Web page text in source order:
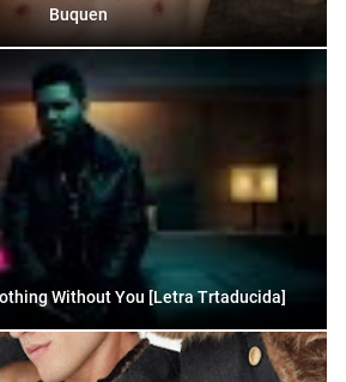
Buquen
Without You [Letra Trtaducida]